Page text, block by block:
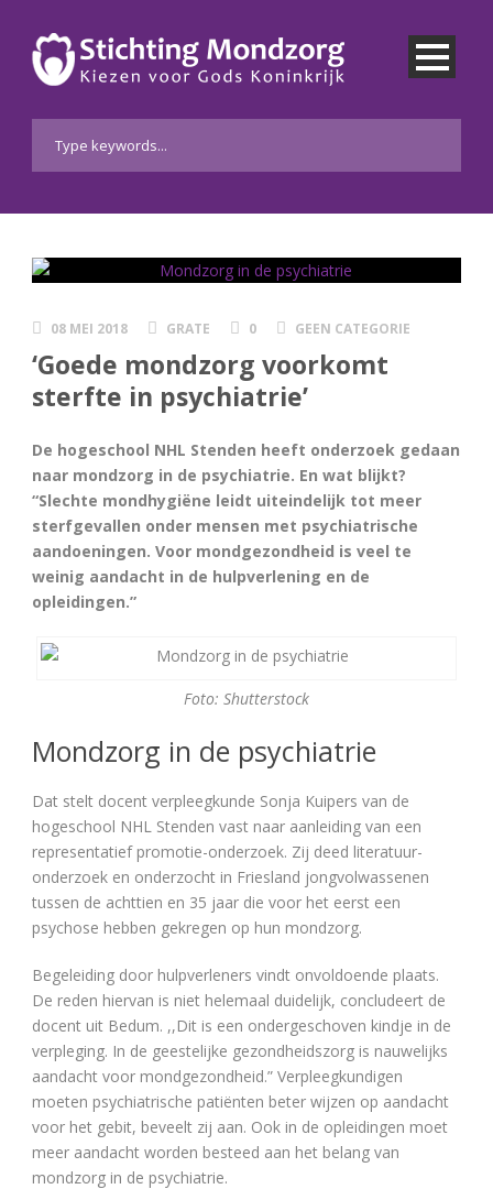
08 MEI 2018 GRATE 0 GEEN CATEGORIE
‘Goede mondzorg voorkomt
sterfte in psychiatrie’
De hogeschool NHL Stenden heeft onderzoek gedaan
naar mondzorg in de psychiatrie. En wat blijkt?
“Slechte mondhygiëne leidt uiteindelijk tot meer
sterfgevallen onder mensen met psychiatrische
aandoeningen. Voor mondgezondheid is veel te
weinig aandacht in de hulpverlening en de
opleidingen.”
Foto: Shutterstock
Mondzorg in de psychiatrie
Dat stelt docent verpleegkunde Sonja Kuipers van de
hogeschool NHL Stenden vast naar aanleiding van een
representatief promotie-onderzoek. Zij deed literatuur-
onderzoek en onderzocht in Friesland jongvolwassenen
tussen de achttien en 35 jaar die voor het eerst een
psychose hebben gekregen op hun mondzorg.
Begeleiding door hulpverleners vindt onvoldoende plaats.
De reden hiervan is niet helemaal duidelijk, concludeert de
docent uit Bedum. ,,Dit is een ondergeschoven kindje in de
verpleging. In de geestelijke gezondheidszorg is nauwelijks
aandacht voor mondgezondheid.” Verpleegkundigen
moeten psychiatrische patiënten beter wijzen op aandacht
voor het gebit, beveelt zij aan. Ook in de opleidingen moet
meer aandacht worden besteed aan het belang van
mondzorg in de psychiatrie.